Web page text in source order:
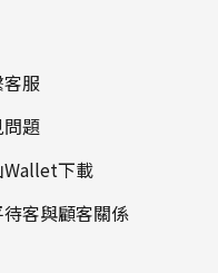
服
題
Wallet下載
待客與顧客關係